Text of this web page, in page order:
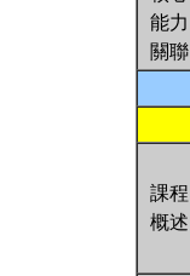
能力
關聯
課程
概述